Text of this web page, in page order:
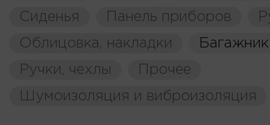
Сиденья
Панель приборов
Облицовка, накладки
Багажник
Ручки, чехлы
Прочее
Шумоизоляция и виброизоляция